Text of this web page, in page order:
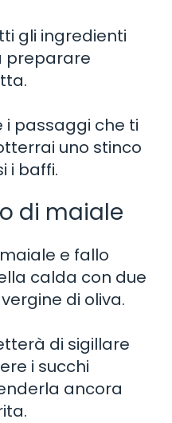
gli ingredienti
preparare
passaggi che ti
uno stinco
i baffi.
di maiale
e fallo
calda con due
di oliva.
di sigillare
i succhi
ancora